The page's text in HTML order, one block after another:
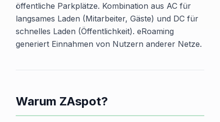
öffentliche Parkplätze. Kombination aus AC für
langsames Laden (Mitarbeiter, Gäste) und DC für
schnelles Laden (Öffentlichkeit). eRoaming
generiert Einnahmen von Nutzern anderer Netze.
Warum ZAspot?